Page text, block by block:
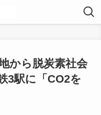
から脱炭素社会
3駅に「CO2を